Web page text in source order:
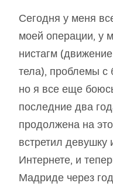
Сегодня у меня
моей операции, у
нистагм
тела), проблемы с
но я все еще
последние два
продолжена на
встретил девушку
Интернете, и
Мадриде через